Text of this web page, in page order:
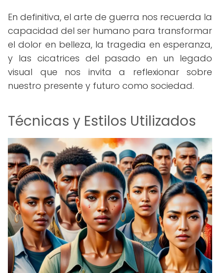
En definitiva, el arte de guerra nos recuerda la
capacidad del ser humano para transformar
el dolor en belleza, la tragedia en esperanza,
y las cicatrices del pasado en un legado
visual que nos invita a reflexionar sobre
nuestro presente y futuro como sociedad.
Técnicas y Estilos Utilizados